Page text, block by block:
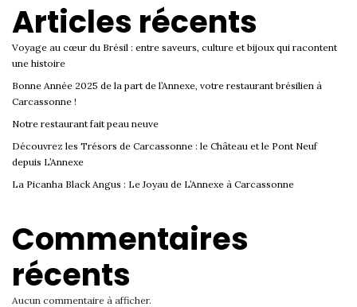
Articles récents
Voyage au cœur du Brésil : entre saveurs, culture et bijoux qui racontent
une histoire
Bonne Année 2025 de la part de l’Annexe, votre restaurant brésilien à
Carcassonne !
Notre restaurant fait peau neuve
Découvrez les Trésors de Carcassonne : le Château et le Pont Neuf
depuis L’Annexe
La Picanha Black Angus : Le Joyau de L’Annexe à Carcassonne
Commentaires
récents
Aucun commentaire à afficher.